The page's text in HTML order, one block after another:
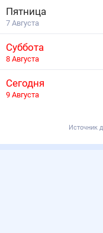
Пятница
7 Августа
Суббота
8 Августа
Сегодня
9 Августа
Источник